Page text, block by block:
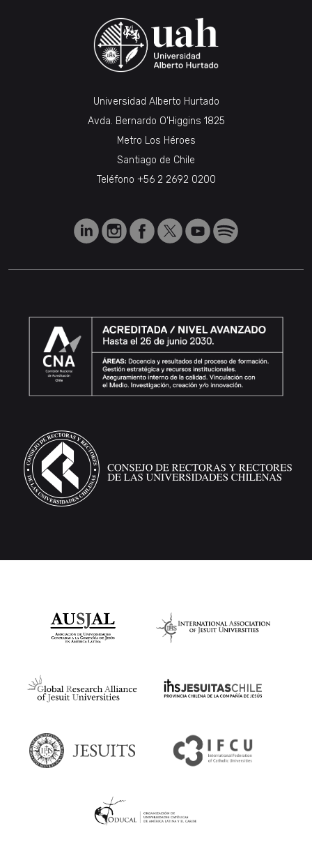
Universidad Alberto Hurtado
Avda. Bernardo O’Higgins 1825
Metro Los Héroes
Santiago de Chile
Teléfono +56 2 2692 0200